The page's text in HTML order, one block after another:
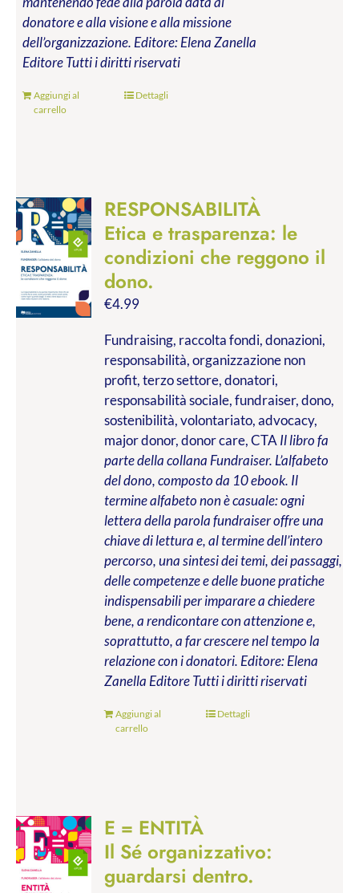
donatore e alla visione e alla missione
dell’organizzazione. Editore: Elena Zanella
EditoreTutti i diritti riservati
Aggiungi al
carrello
Dettagli
RESPONSABILITÀ
Etica e trasparenza: le
condizioni che reggono il
dono.
€4.99
Fundraising, raccolta fondi, donazioni,
responsabilità, organizzazione non
profit, terzo settore, donatori,
responsabilità sociale, fundraiser, dono,
sostenibilità, volontariato, advocacy,
major donor, donor care, CTA Il libro fa
parte della collana Fundraiser. L’alfabeto
del dono, composto da 10 ebook. Il
termine alfabeto non è casuale: ogni
lettera della parola fundraiser offre una
chiave di lettura e, al termine dell’intero
percorso, una sintesi dei temi, dei passaggi,
delle competenze e delle buone pratiche
indispensabili per imparare a chiedere
bene, a rendicontare con attenzione e,
soprattutto, a far crescere nel tempo la
relazione con i donatori. Editore: Elena
Zanella EditoreTutti i diritti riservati
Aggiungi al
carrello
Dettagli
E = ENTITÀ
Il Sé organizzativo:
guardarsi dentro.